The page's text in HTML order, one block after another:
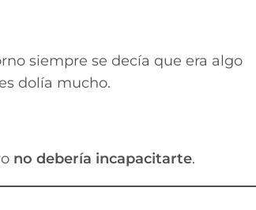
siempre se decía que era algo
dolía mucho.
no debería incapacitarte.